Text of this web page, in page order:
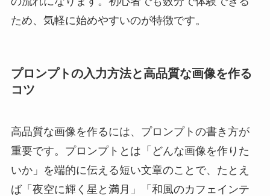
ため、気軽に始めやすいのが特徴です。
プロンプトの入力方法と高品質な画像を作る
コツ
高品質な画像を作るには、プロンプトの書き方が
重要です。プロンプトとは「どんな画像を作りた
いか」を端的に伝える短い文章のことで、たとえ
ば「夜空に輝く星と満月」「和風のカフェインテ